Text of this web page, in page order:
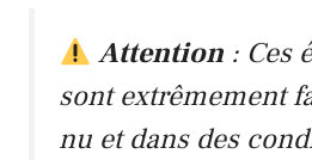
Attention : Ces
sontextrêmement
nu et dans des